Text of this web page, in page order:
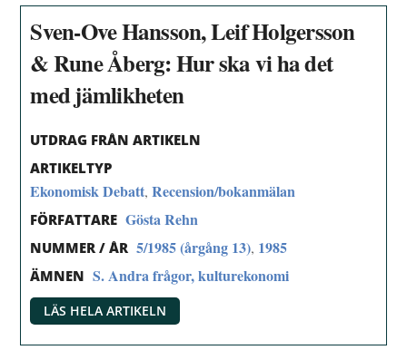
Sven-Ove Hansson, Leif Holgersson
& Rune Åberg: Hur ska vi ha det
med jämlikheten
UTDRAG FRÅN ARTIKELN
ARTIKELTYP
Ekonomisk Debatt,Recension/bokanmälan
FÖRFATTARE Gösta Rehn
NUMMER / ÅR 5/1985 (årgång 13), 1985
ÄMNEN S. Andra frågor, kulturekonomi
LÄS HELA ARTIKELN